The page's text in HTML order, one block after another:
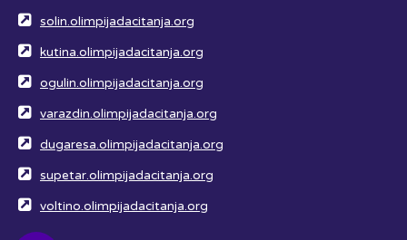
solin.olimpijadacitanja.org
kutina.olimpijadacitanja.org
ogulin.olimpijadacitanja.org
varazdin.olimpijadacitanja.org
dugaresa.olimpijadacitanja.org
supetar.olimpijadacitanja.org
voltino.olimpijadacitanja.org